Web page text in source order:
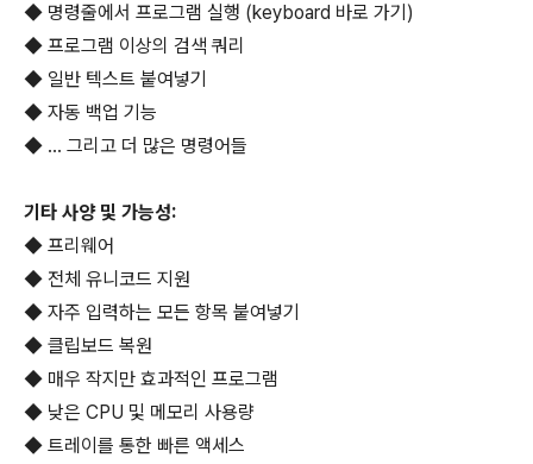
◆ 명령줄에서 프로그램 실행 (keyboard 바로 가기)
◆ 프로그램 이상의 검색 쿼리
◆ 일반 텍스트 붙여넣기
◆ 자동 백업 기능
◆ ... 그리고 더 많은 명령어들
기타 사양 및 가능성:
◆ 프리웨어
◆ 전체 유니코드 지원
◆ 자주 입력하는 모든 항목 붙여넣기
◆ 클립보드 복원
◆ 매우 작지만 효과적인 프로그램
◆ 낮은 CPU 및 메모리 사용량
◆ 트레이를 통한 빠른 액세스